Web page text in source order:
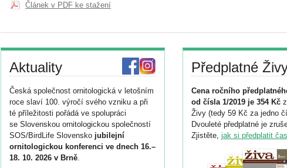
Článek v PDF ke stažení
Aktuality
Česká společnost ornitologická v letošním
roce slaví 100. výročí svého vzniku a při
té příležitosti pořádá ve spolupráci
se Slovenskou ornitologickou společností
SOS/BirdLife Slovensko jubilejní
ornitologickou konferenci ve dnech 16.–
18. 10. 2026 v Brně.
Předplatné
Cena ročního
od čísla 1/2019 je 354 Kč
Živy (tedy 59 Kč za jedno
Dvouleté předplatné je
Zjistěte, jak si předplatit